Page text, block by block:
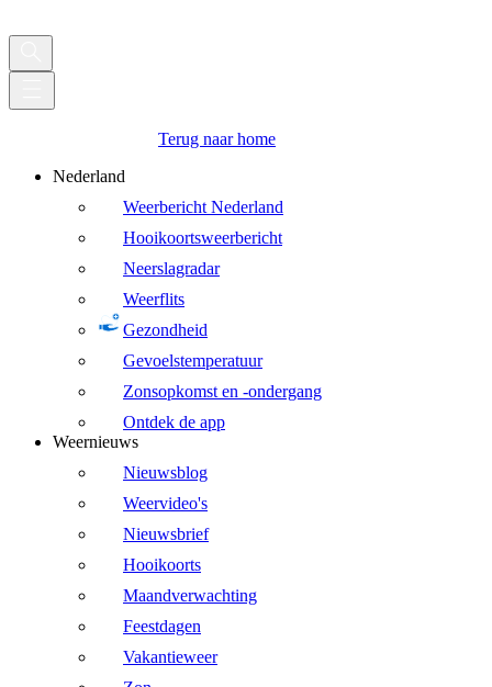
Terug naar home
Nederland
Weerbericht Nederland
Hooikoortsweerbericht
Neerslagradar
Weerflits
Gezondheid
Gevoelstemperatuur
Zonsopkomst en -ondergang
Ontdek de app
Weernieuws
Nieuwsblog
Weervideo's
Nieuwsbrief
Hooikoorts
Maandverwachting
Feestdagen
Vakantieweer